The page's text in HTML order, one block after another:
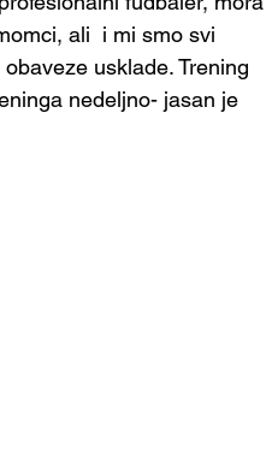
ali  i mi smo svi
usklade. Trening
nedeljno- jasan je